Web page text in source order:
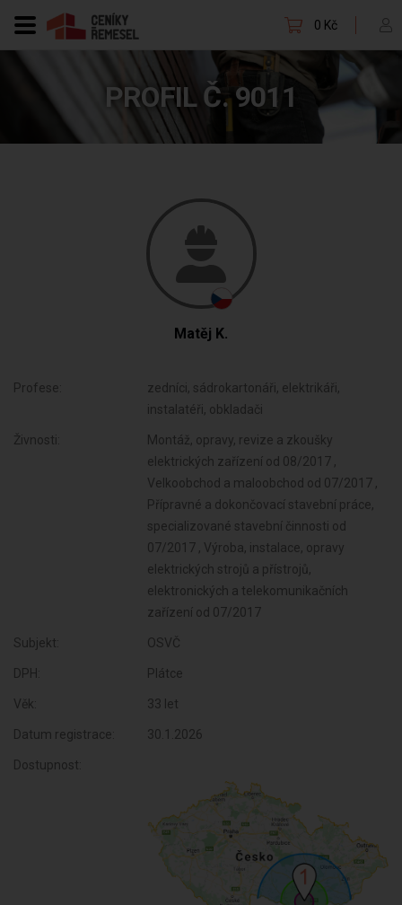
0 Kč
PROFIL Č. 9011
Matěj K.
Profese:
zedníci, sádrokartonáři, elektrikáři,
instalatéři, obkladači
Živnosti:
Montáž, opravy, revize a zkoušky
elektrických zařízení od 08/2017 ,
Velkoobchod a maloobchod od 07/2017 ,
Přípravné a dokončovací stavební práce,
specializované stavební činnosti od
07/2017 , Výroba, instalace, opravy
elektrických strojů a přístrojů,
elektronických a telekomunikačních
zařízení od 07/2017
Subjekt: OSVČ
DPH: Plátce
Věk: 33 let
Datum registrace: 30.1.2026
Dostupnost: